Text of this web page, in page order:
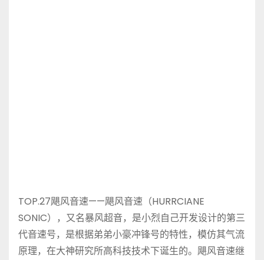
TOP.27飓风音速——飓风音速（HURRCIANE
SONIC），又名暴风超音，是小烈自己开发设计的第三
代音速号，是根据弟弟小豪冲锋号的特性，模仿其气流
原理，在大神研究所高科技技术下诞生的。飓风音速继